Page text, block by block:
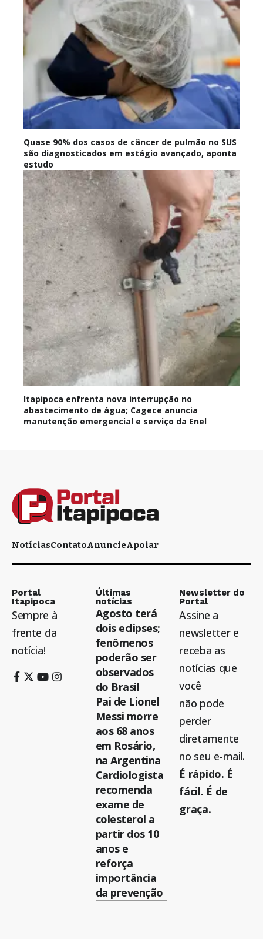
Quase 90% dos casos de câncer de pulmão no SUS
são diagnosticados em estágio avançado, aponta
estudo
Itapipoca enfrenta nova interrupção no
abastecimento de água; Cagece anuncia
manutenção emergencial e serviço da Enel
NotíciasContatoAnuncieApoiar
Portal
Itapipoca
Sempre à
frente da
notícia!
Últimas
notícias
Agosto terá
dois eclipses;
fenômenos
poderão ser
observados
do Brasil
Pai de Lionel
Messi morre
aos 68 anos
em Rosário,
na Argentina
Cardiologista
recomenda
exame de
colesterol a
partir dos 10
anos e
reforça
importância
da prevenção
Newsletter do
Portal
Assine a
newsletter e
receba as
notícias que
você
não pode
perder
diretamente
no seu e-mail.
É rápido. É
fácil. É de
graça.